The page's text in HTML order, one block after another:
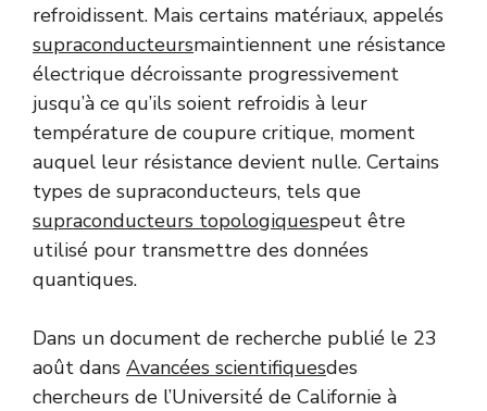
refroidissent. Mais certains matériaux, appelés
supraconducteursmaintiennent une résistance
électrique décroissante progressivement
jusqu’à ce qu’ils soient refroidis à leur
température de coupure critique, moment
auquel leur résistance devient nulle. Certains
types de supraconducteurs, tels que
supraconducteurs topologiquespeut être
utilisé pour transmettre des données
quantiques.
Dans un document de recherche publié le 23
août dans Avancées scientifiquesdes
chercheurs de l’Université de Californie à